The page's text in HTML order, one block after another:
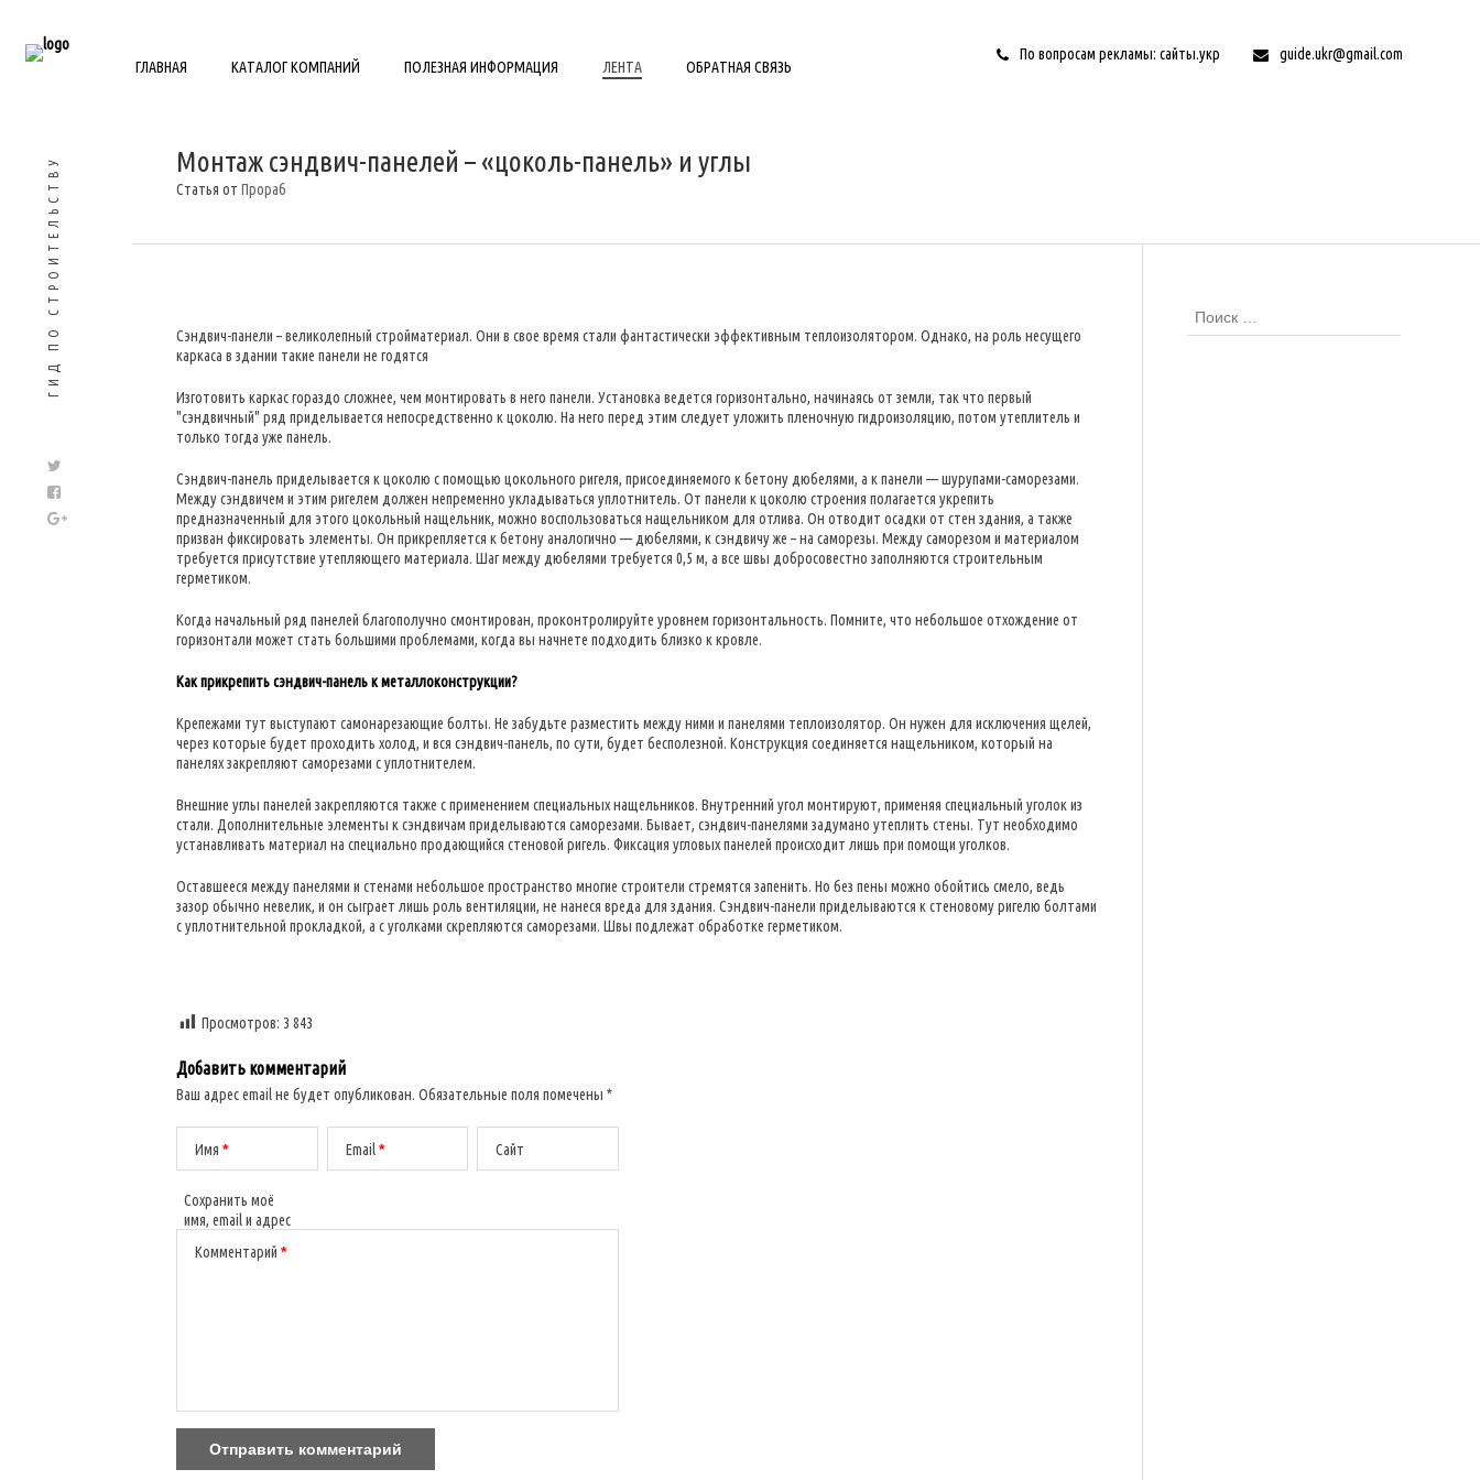
ГЛАВНАЯ КАТАЛОГ КОМПАНИЙ ПОЛЕЗНАЯ ИНФОРМАЦИЯ ЛЕНТА ОБРАТНАЯ СВЯЗЬ
По вопросам рекламы: сайты.укр guide.ukr@gmail.com
ГИД ПО СТРОИТЕЛЬСТВУ Монтаж сэндвич-панелей – «цоколь-панель» и углы
Статья от Прораб
Сэндвич-панели – великолепный стройматериал. Они в свое время стали фантастически эффективным теплоизолятором. Однако, на роль несущего
каркаса в здании такие панели не годятся
Изготовить каркас гораздо сложнее, чем монтировать в него панели. Установка ведется горизонтально, начинаясь от земли, так что первый
"сэндвичный" ряд приделывается непосредственно к цоколю. На него перед этим следует уложить пленочную гидроизоляцию, потом утеплитель и
только тогда уже панель.
Сэндвич-панель приделывается к цоколю с помощью цокольного ригеля, присоединяемого к бетону дюбелями, а к панели — шурупами-саморезами.
Между сэндвичем и этим ригелем должен непременно укладываться уплотнитель. От панели к цоколю строения полагается укрепить
предназначенный для этого цокольный нащельник, можно воспользоваться нащельником для отлива. Он отводит осадки от стен здания, а также
призван фиксировать элементы. Он прикрепляется к бетону аналогично — дюбелями, к сэндвичу же – на саморезы. Между саморезом и материалом
требуется присутствие утепляющего материала. Шаг между дюбелями требуется 0,5 м, а все швы добросовестно заполняются строительным
герметиком.
Когда начальный ряд панелей благополучно смонтирован, проконтролируйте уровнем горизонтальность. Помните, что небольшое отхождение от
горизонтали может стать большими проблемами, когда вы начнете подходить близко к кровле.
Как прикрепить сэндвич-панель к металлоконструкции?
Крепежами тут выступают самонарезающие болты. Не забудьте разместить между ними и панелями теплоизолятор. Он нужен для исключения щелей,
через которые будет проходить холод, и вся сэндвич-панель, по сути, будет бесполезной. Конструкция соединяется нащельником, который на
панелях закрепляют саморезами с уплотнителем.
Внешние углы панелей закрепляются также с применением специальных нащельников. Внутренний угол монтируют, применяя специальный уголок из
стали. Дополнительные элементы к сэндвичам приделываются саморезами. Бывает, сэндвич-панелями задумано утеплить стены. Тут необходимо
устанавливать материал на специально продающийся стеновой ригель. Фиксация угловых панелей происходит лишь при помощи уголков.
Оставшееся между панелями и стенами небольшое пространство многие строители стремятся запенить. Но без пены можно обойтись смело, ведь
зазор обычно невелик, и он сыграет лишь роль вентиляции, не нанеся вреда для здания. Сэндвич-панели приделываются к стеновому ригелю болтами
с уплотнительной прокладкой, а с уголками скрепляются саморезами. Швы подлежат обработке герметиком.
Просмотров: 3 843
Добавить комментарий
Ваш адрес email не будет опубликован. Обязательные поля помечены *
Имя * Email* Сайт
Сохранить моё
имя, email и адрес
браузере для
Комментарий *